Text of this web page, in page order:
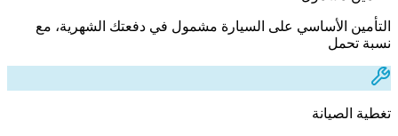
التأمين الأساسي على السيارة مشمول في دفعتك الشهرية، مع
نسبة تحمل
تغطية الصيانة